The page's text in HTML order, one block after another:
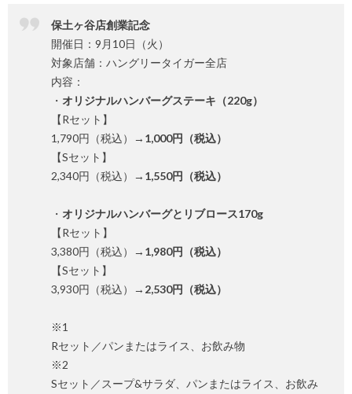
保土ヶ谷店創業記念
開催日：9月10日（火）
対象店舗：ハングリータイガー全店
内容：
・ オリジナルハンバーグステーキ（220g）
【Rセット】
1,790円（税込）→ 1,000円（税込）
【Sセット】
2,340円（税込）→ 1,550円（税込）
・ オリジナルハンバーグとリブロース170g
【Rセット】
3,380円（税込）→ 1,980円（税込）
【Sセット】
3,930円（税込）→ 2,530円（税込）
※1
Rセット／パンまたはライス、お飲み物
※2
Sセット／スープ&サラダ、パンまたはライス、お飲み